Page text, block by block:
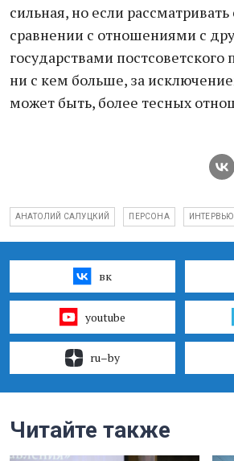
сильная, но если
сравнении с отношениями с
государствами постсоветского
ни с кем больше, за
может быть, более тесных
АНАТОЛИЙ САЛУЦКИЙ ПЕРСОНА ИНТЕРВЬЮ
вк
youtube
ru–by
Читайте также